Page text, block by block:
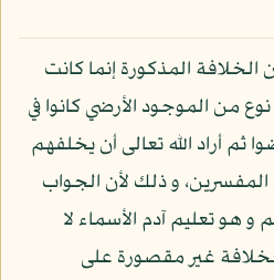
الخلافة المذكورة إنما كانت
من الموجود الأرضي كانوا في
ثم أراد الله تعالى أن يخلفهم
و ذلك لأن الجواب
هو تعليم آدم الأسماء لا
غير مقصورة على